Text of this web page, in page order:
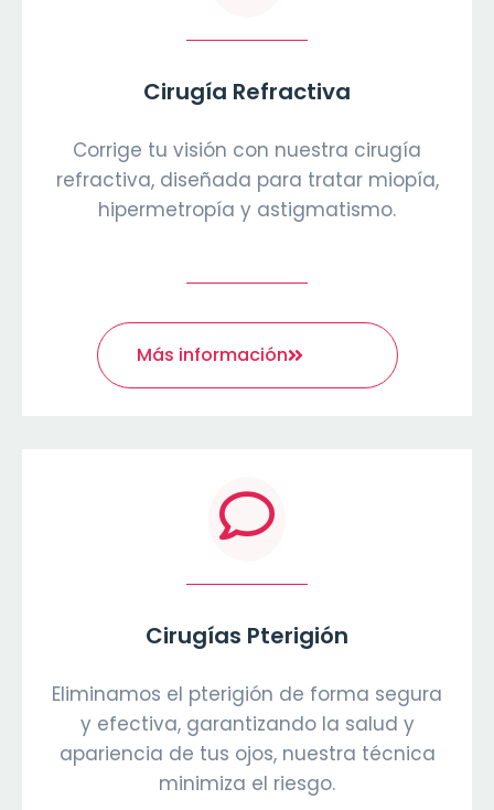
Cirugía Refractiva
Corrige tu visión con nuestra cirugía
refractiva, diseñada para tratar miopía,
hipermetropía y astigmatismo.
Más información
Cirugías Pterigión
Eliminamos el pterigión de forma segura
y efectiva, garantizando la salud y
apariencia de tus ojos, nuestra técnica
minimiza el riesgo.